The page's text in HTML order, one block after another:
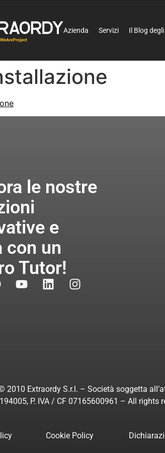
Azienda Servizi Il Blog
le nostre
e
con un
Tutor!
2010 Extraordy S.r.l. – Società soggetta
P. IVA / CF 07165600961 – All rights
Cookie Policy